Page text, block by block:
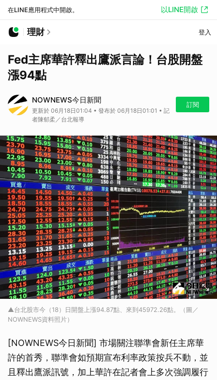
在LINE應用程式中開啟。 以LINE開啟
理財 登入
Fed主席華許釋出鷹派言論！台股開盤
漲94點
NOWNEWS今日新聞
更新於 06月18日01:04 • 發布於 06月18日01:01 • 記
者陳郁柔／台北報導
訂閱
▲台北股市今（18）日開盤上漲94.87點、來到45972.26點。（圖／
NOWNEWS資料照片）
[NOWNEWS今日新聞] 市場關注聯準會新任主席華
許的首秀，聯準會如預期宣布利率政策按兵不動，並
且釋出鷹派訊號，加上華許在記者會上多次強調履行